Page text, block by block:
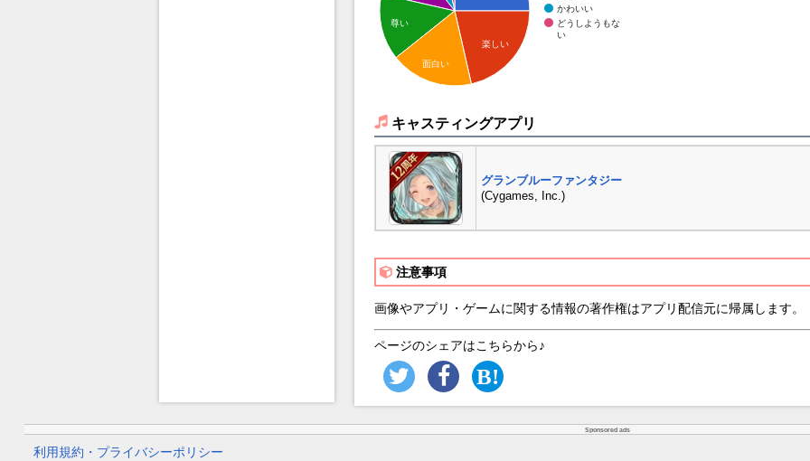
かわいい
どうしようもな
い
楽しい
尊い
面白い
キャスティングアプリ
グランブルーファンタジー
(Cygames, Inc.)
注意事項
画像やアプリ・ゲームに関する情報の著作権はアプリ配信元に帰属します。
ページのシェアはこちらから♪
Sponsored ads
利用規約・プライバシーポリシー